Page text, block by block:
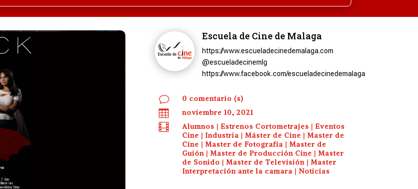
Escuela de Cine de Malaga
https://www.escueladecinedemalaga.com
@escueladecinemlg
https://www.facebook.com/escueladecinedemalaga
v 0 comentario (s)
 noviembre 10, 2021
 Alumnos | Estrenos Cortometrajes | Eventos
Cine | Industria |Máster de Cine |Master de
Cine |Master de Fotografia |Master de
Guión |Master de Producción Cine |Master
de Sonido |Master de Televisión |Master
Interpretación ante la camara | Noticias